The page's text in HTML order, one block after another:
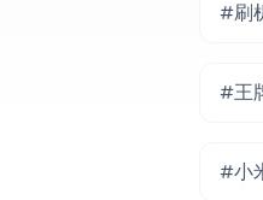
#刷
#王
#小